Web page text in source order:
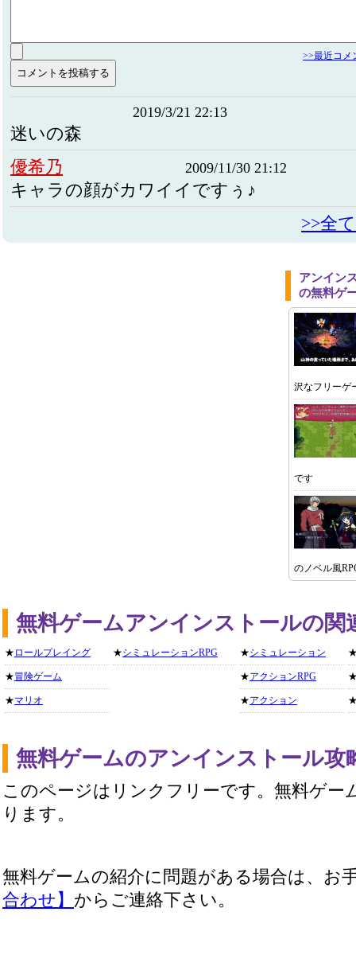
>>最近コメ
2019/3/21 22:13
迷いの森
優希乃
2009/11/30 21:12
キャラの顔がカワイイですぅ♪
>>全
アンイン
の無料ゲ
沢なフリーゲ
です
のノベル風
無料ゲームアンインストールの関
★ ロールプレイング
★冒険ゲーム
★マリオ
★シミュレーションRPG ★シミュレーション
★アクションRPG
★アクション
無料ゲームのアンインストール攻
このページはリンクフリーです。無料ゲー
ります。
無料ゲームの紹介に問題がある場合は、お
合わせ】 からご連絡下さい。